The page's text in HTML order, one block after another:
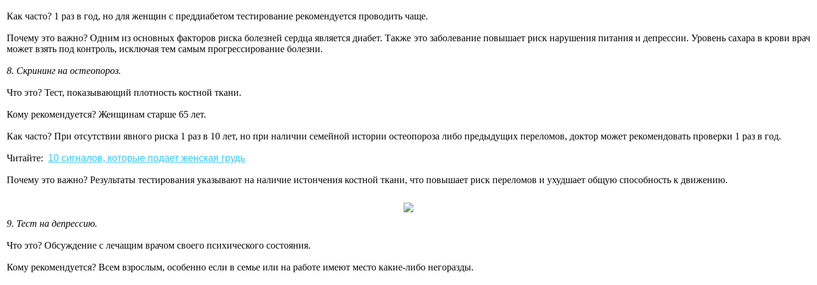
Как часто? 1 раз в год, но для женщин с преддиабетом тестирование рекомендуется проводить чаще.
Почему это важно? Одним из основных факторов риска болезней сердца является диабет. Также это заболевание повышает риск нарушения питания и депрессии. Уровень сахара в крови врач
может взять под контроль, исключая тем самым прогрессирование болезни.
8. Скрининг на остеопороз.
Что это? Тест, показывающий плотность костной ткани.
Кому рекомендуется? Женщинам старше 65 лет.
Как часто? При отсутствии явного риска 1 раз в 10 лет, но при наличии семейной истории остеопороза либо предыдущих переломов, доктор может рекомендовать проверки 1 раз в год.
Читайте: 10 сигналов, которые подает женская грудь
Почему это важно? Результаты тестирования указывают на наличие истончения костной ткани, что повышает риск переломов и ухудшает общую способность к движению.
9. Тест на депрессию.
Что это? Обсуждение с лечащим врачом своего психического состояния.
Кому рекомендуется? Всем взрослым, особенно если в семье или на работе имеют место какие-либо негоразды.